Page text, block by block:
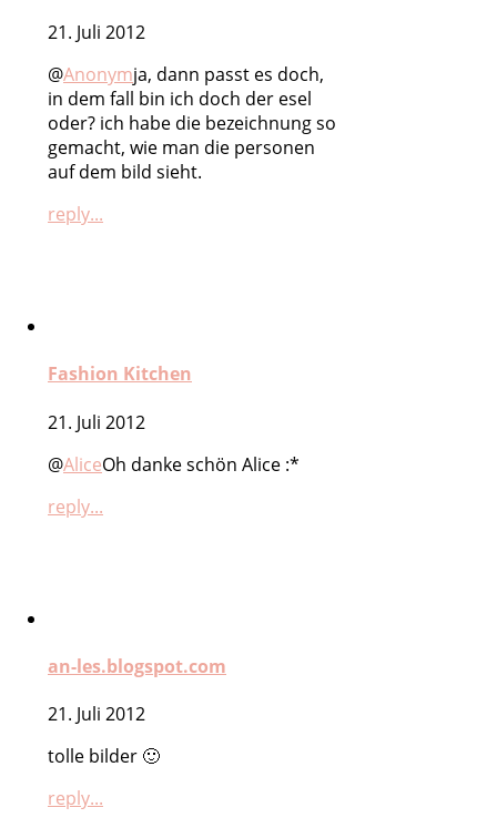
21. Juli 2012
@Anonymja, dann passt es doch,
in dem fall bin ich doch der esel
oder? ich habe die bezeichnung so
gemacht, wie man die personen
auf dem bild sieht.
reply...
Fashion Kitchen
21. Juli 2012
@AliceOh danke schön Alice :*
reply...
an-les.blogspot.com
21. Juli 2012
tolle bilder 🙂
reply...